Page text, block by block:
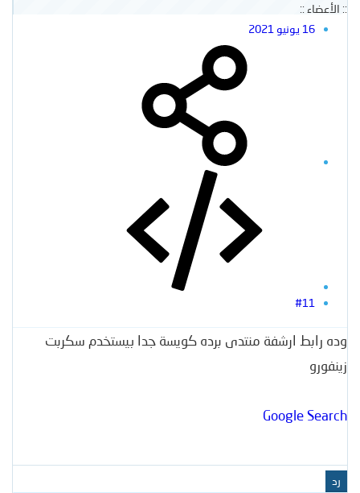
:: الأعضاء ::
16 يونيو 2021
#11
وده رابط ارشفة منتدى برده كويسة جدا بيستخدم سكربت
زينفورو
Google Search
رد